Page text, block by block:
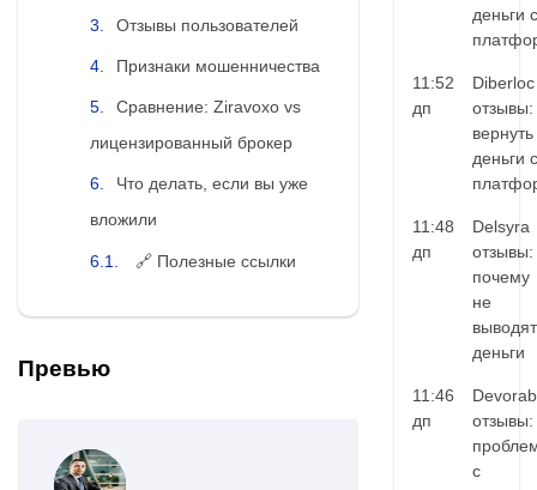
Отзывы пользователей
Признаки мошенничества
Сравнение: Ziravoxo vs
лицензированный брокер
Что делать, если вы уже
вложили
🔗 Полезные ссылки
Превью
деньги с
11:52
дп
Diberloc
отзывы:
вернуть
деньги с
11:48
дп
Delsyra
отзывы:
почему
не
выводят
деньги
11:46
дп
отзывы:
с